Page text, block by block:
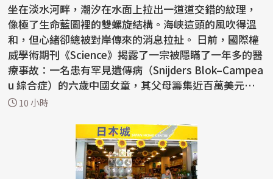
坐在淡水河畔，潮汐在水面上拉出一道道交錯的紋理，
像極了生命藍圖裡的雙螺旋結構。海峽這頭的風吹得溫
和，但心緒卻總被對岸傳來的消息拉扯。 日前，國際權
威學術期刊《Science》揭露了一宗被隱瞞了一年多的醫
療事故：一名患有罕見遺傳病（Snijders Blok–Campea
u 綜合症）的六歲中國女童，其父母籌集近百萬美元，
在...10 小時